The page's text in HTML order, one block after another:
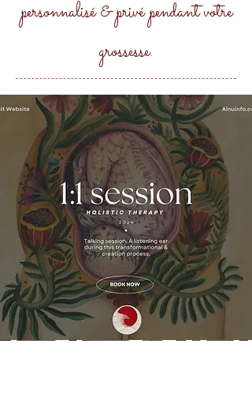
personnalisé & privé pendant votre
grossesse.